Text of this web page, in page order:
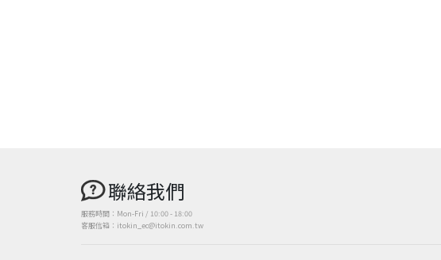
聯絡我們
服務時間：Mon-Fri / 10:00 - 18:00
客服信箱：itokin_ec@itokin.com.tw